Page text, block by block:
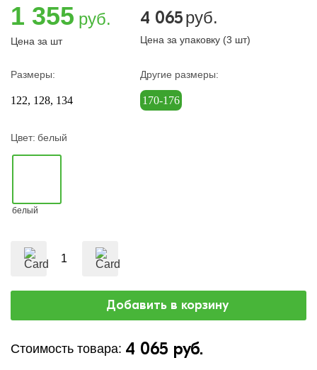
1 355 руб.
Цена за шт
4 065руб.
Цена за упаковку (3 шт)
Размеры:
122 128 134
Другие размеры:
170-176
Цвет: белый
белый
Стоимость товара: 4 065 руб.